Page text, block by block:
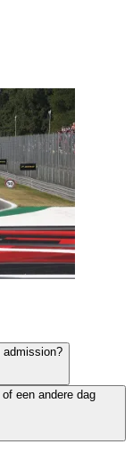
admission?
een andere dag